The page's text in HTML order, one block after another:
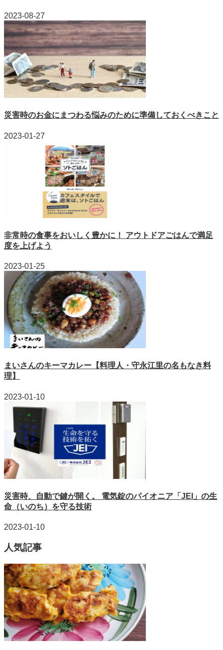
2023-08-27
災害時のお金にまつわる悩みのために準備しておくべきこと
2023-01-27
非常時の食事をおいしく豊かに！ アウトドアごはんで満足
度を上げよう
2023-01-25
まいさんのキーマカレー【料理人・守永江里の名もなき料
理】
2023-01-10
災害時、自動で鍵が開く。 電気錠のパイオニア「JEI」の生
命（いのち）を守る技術
2023-01-10
人気記事